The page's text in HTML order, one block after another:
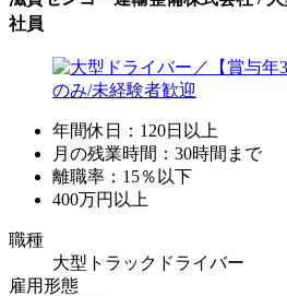
社員
年間休日：120日以上
月の残業時間：30時間まで
離職率：15％以下
400万円以上
職種
大型トラックドライバー
雇用形態